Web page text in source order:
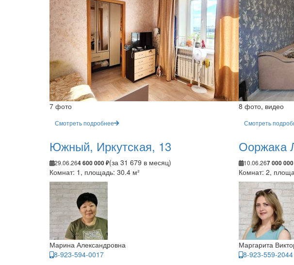
7 фото
Смотреть подробнее
Южный, Иркутская, 13
29.06.264 600 000 ₽(за 31 679 в месяц)
Комнат: 1, площадь: 30.4 м²
Марина Александровна
8-923-594-0017
8 фото, видео
Смотреть
Ооржака
10.06.267 000
Комнат: 2,
Маргарита
8-923-559-2044